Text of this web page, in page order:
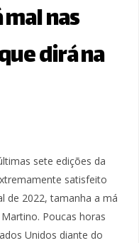
nas
dirá na
sete edições da
satisfeito
de 2022, tamanha a má
Poucas horas
Unidos diante do